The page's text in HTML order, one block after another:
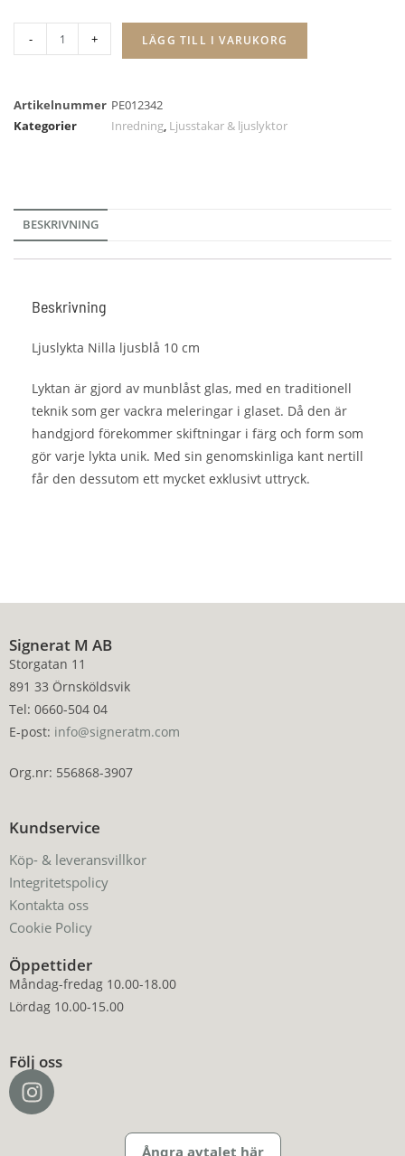
- + LÄGG TILL I VARUKORG
Artikelnummer PE012342
Kategorier
Inredning, Ljusstakar & ljuslyktor
BESKRIVNING
Beskrivning
Ljuslykta Nilla ljusblå 10 cm
Lyktan är gjord av munblåst glas, med en traditionell
teknik som ger vackra meleringar i glaset. Då den är
handgjord förekommer skiftningar i färg och form som
gör varje lykta unik. Med sin genomskinliga kant nertill
får den dessutom ett mycket exklusivt uttryck.
Signerat M AB
Storgatan 11
891 33 Örnsköldsvik
Tel: 0660-504 04
E-post: info@signeratm.com
Org.nr: 556868-3907
Kundservice
Köp- & leveransvillkor
Integritetspolicy
Kontakta oss
Cookie Policy
Öppettider
Måndag-fredag 10.00-18.00
Lördag 10.00-15.00
Följ oss
Ångra avtalet här